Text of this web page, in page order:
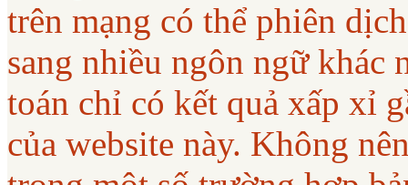
trên mạng có thể phiên
sang nhiều ngôn ngữ khác
toán chỉ có kết quả xấp xỉ
của website này. Không